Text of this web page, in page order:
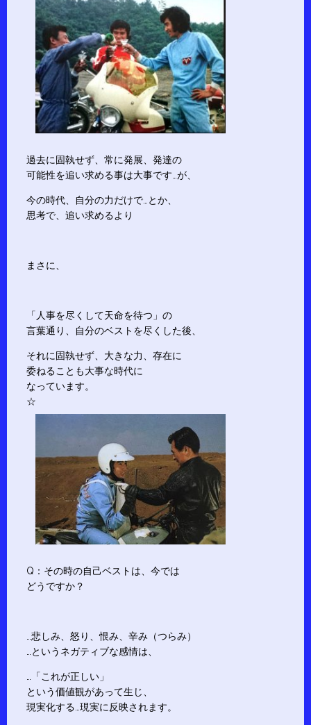
過去に固執せず、常に発展、発達の
可能性を追い求める事は大事です…が、
今の時代、自分の力だけで…とか、
思考で、追い求めるより
まさに、
「人事を尽くして天命を待つ」の
言葉通り、自分のベストを尽くした後、
それに固執せず、大きな力、存在に
委ねることも大事な時代に
なっています。
☆
Q：その時の自己ベストは、今では
どうですか？
…悲しみ、怒り、恨み、辛み（つらみ）
…というネガティブな感情は、
…「これが正しい」
という価値観があって生じ、
現実化する…現実に反映されます。